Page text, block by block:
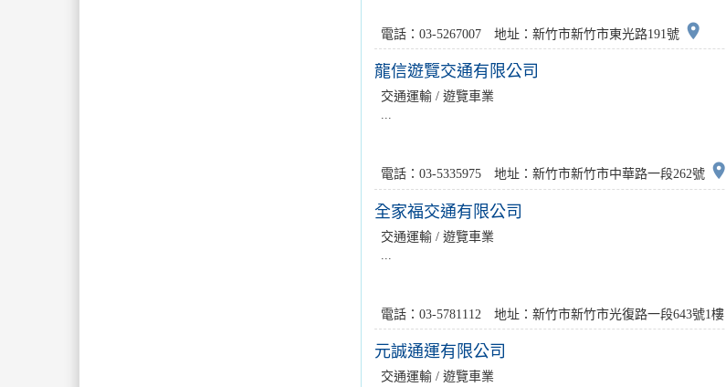
電話：03-5267007 地址：新竹市新竹市東光路191號 place
龍信遊覽交通有限公司
交通運輸 / 遊覽車業
...
電話：03-5335975 地址：新竹市新竹市中華路一段262號 place
全家福交通有限公司
交通運輸 / 遊覽車業
電話：03-5781112 地址：新竹市新竹市光復路一段643號1樓
元誠通運有限公司
交通運輸 / 遊覽車業